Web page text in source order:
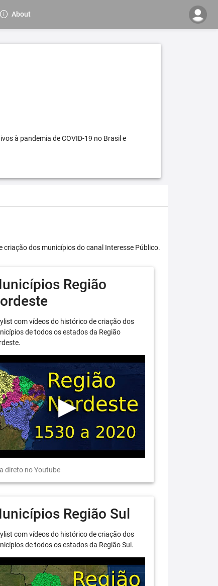
About
à pandemia de COVID-19 no Brasil e
dos municípios do canal Interesse Público.
Região
com vídeos do histórico de criação dos
de todos os estados da Região
direto no Youtube
Região Sul
com vídeos do histórico de criação dos
de todos os estados da Região Sul.